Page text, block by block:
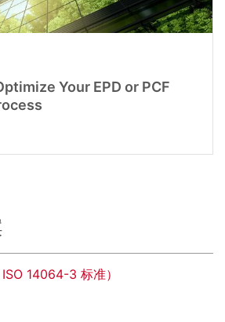
Your EPD or PCF
14064-3 标准）